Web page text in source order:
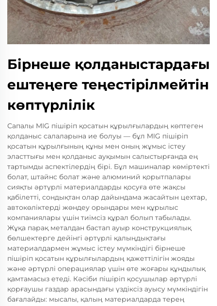
Бірнеше қолданыстардағы
ештеңеге теңестірілмейтін
көптүрлілік
Сапалы MIG пішіріп қосатын құрылғылардың көптеген
қолданыс салаларына ие болуы — бұл MIG пішіріп
қосатын құрылғының құны мен оның жұмыс істеу
эласттығы мен қолданыс ауқымын салыстырғанда ең
тартымды аспектілердің бірі. Бұл машиналар көміртекті
болат, штайнс болат және алюминий қорытпалары
сияқты әртүрлі материалдарды қосуға өте жақсы
қабілетті, сондықтан олар дайындама жасайтын цехтар,
автокөліктерді жөндеу орындары мен құрылыс
компаниялары үшін тиімсіз құрал болып табылады.
Жұқа парақ металдан бастап ауыр конструкциялық
бөлшектерге дейінгі әртүрлі қалыңдықтағы
материалдармен жұмыс істеу мүмкіндігі бірнеше
пішіріп қосатын құрылғылардың қажеттілігін жояды
және әртүрлі операциялар үшін өте жоғары құндылық
қамтамасыз етеді. Кәсіби пішіріп қосушылар әртүрлі
қорғаушы газдар арасындағы үздіксіз ауысу мүмкіндігін
бағалайды: мысалы, қалың материалдарда терең